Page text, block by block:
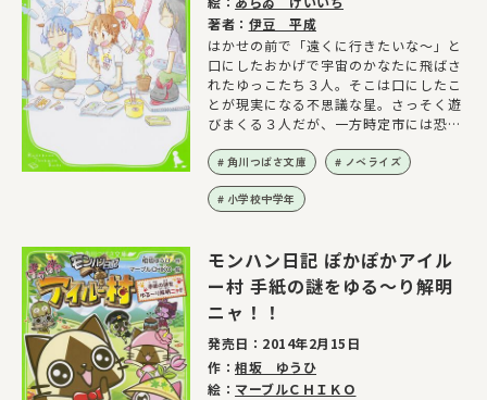
著者： 伊豆 平成
はかせの前で「遠くに行きたいな～」と
口にしたおかげで宇宙のかなたに飛ばさ
れたゆっこたち３人。そこは口にしたこ
とが現実になる不思議な星。さっそく遊
びまくる３人だが、一方時定市には恐ろ
角川つばさ文庫 ノベライズ
小学校中学年
モンハン日記 ぽかぽかアイル
ー村 手紙の謎をゆる～り解明
ニャ！！
発売日： 2014年2月15日
作：相坂 ゆうひ
絵： マーブルＣＨＩＫＯ